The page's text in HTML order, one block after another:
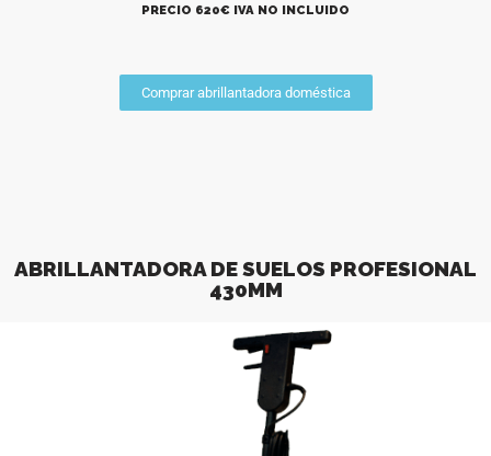
PRECIO 620€ IVA NO INCLUIDO
Comprar abrillantadora doméstica
ABRILLANTADORA DE SUELOS PROFESIONAL
430MM